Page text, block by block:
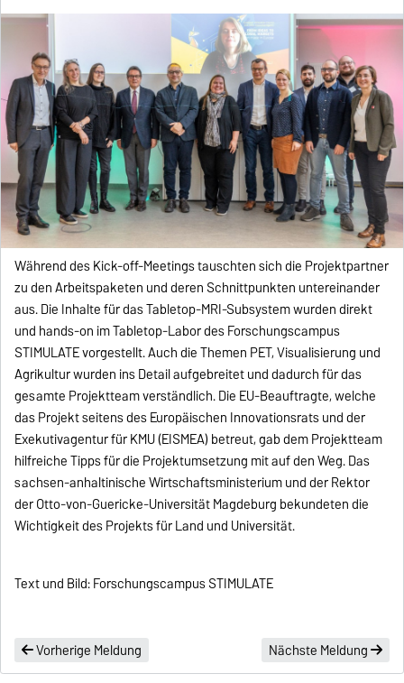
Während des Kick-off-Meetings tauschten sich die Projektpartner
zu den Arbeitspaketen und deren Schnittpunkten untereinander
aus. Die Inhalte für das Tabletop-MRI-Subsystem wurden direkt
und hands-on im Tabletop-Labor des Forschungscampus
STIMULATE vorgestellt. Auch die Themen PET, Visualisierung und
Agrikultur wurden ins Detail aufgebreitet und dadurch für das
gesamte Projektteam verständlich. Die EU-Beauftragte, welche
das Projekt seitens des Europäischen Innovationsrats und der
Exekutivagentur für KMU (EISMEA) betreut, gab dem Projektteam
hilfreiche Tipps für die Projektumsetzung mit auf den Weg. Das
sachsen-anhaltinische Wirtschaftsministerium und der Rektor
der Otto-von-Guericke-Universität Magdeburg bekundeten die
Wichtigkeit des Projekts für Land und Universität.
Text und Bild: Forschungscampus STIMULATE
Vorherige Meldung Nächste Meldung